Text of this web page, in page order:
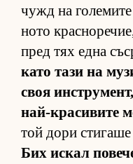
чужд на
ното
пред тях една
като тази на
своя
най-кра­си­вите
той дори
Бих ис­кал